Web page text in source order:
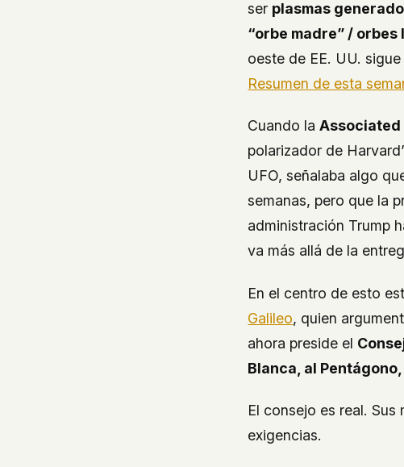
ser plasmas
“orbe madre” /
oeste de EE. UU.
Resumen de esta
Cuando laAssociated
polarizador de
UFO, señalaba algo
semanas, pero que la
administración Trump
va más allá de la
En el centro de esto
Galileo, quien
ahora preside el
Blanca, al
El consejo es real.
exigencias.